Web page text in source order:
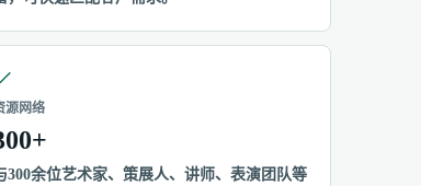
源网络
300余位艺术家、策展人、讲师、表演团队等